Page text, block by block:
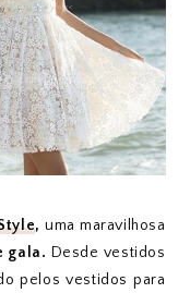
, uma maravilhosa
gala. Desde vestidos
pelos vestidos para